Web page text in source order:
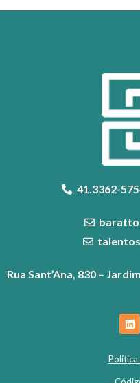
41.3362-
Rua Sant’Ana, 830 –
Política